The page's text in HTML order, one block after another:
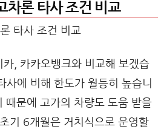
차론 타사 조건 비교
카, 카카오뱅크와 비교해 보겠습
사에 비해 한도가 월등히 높습니
때문에 고가의 차량도 도움 받을
기 6개월은 거치식으로 운영할